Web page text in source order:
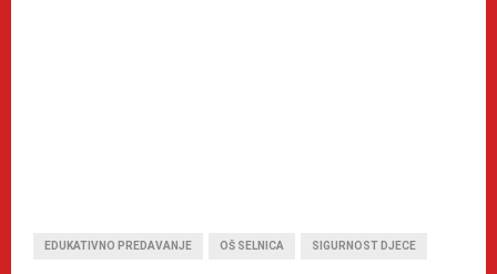
EDUKATIVNO PREDAVANJE OŠ SELNICA SIGURNOST DJECE